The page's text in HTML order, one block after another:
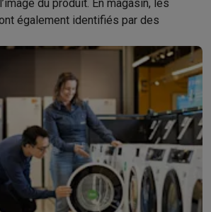
Casques Casques BluetoothÉcouteurs
Enceintes BluetoothEnceintes connectées
& réveilsTourne-disqueChaînes hifi
Accessoires GPS
Supports Câbles
Lecteurs
photo numériques
Appareils photo
DronesCaméscopes
Housses de transportFlashs & filtres
connectées
iPhone Smartphones SamsungGSM
reconditionnés Rachat
iPhoneCoques Samsung Toutes les
du produit. En magasin, les
également identifiés par des